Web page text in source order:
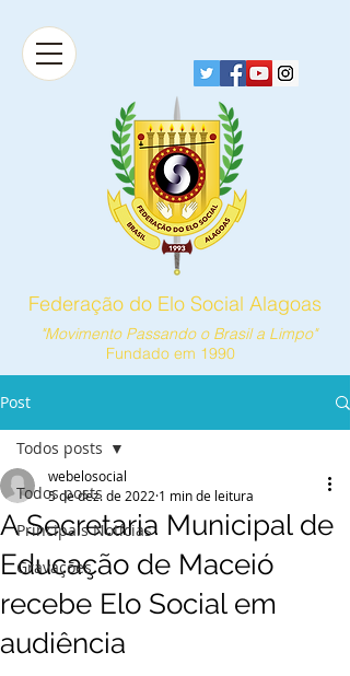
Federação do Elo Social Alagoas
"Movimento Passando o Brasil a Limpo"
Fundado em 1990
Post
Todos posts
Principais Notícias
Gravações
Todos posts
A Secretaria Municipal de
Educação de Maceió
recebe Elo Social em
audiência
webelosocial
5 de dez. de 2022 1 min de leitura